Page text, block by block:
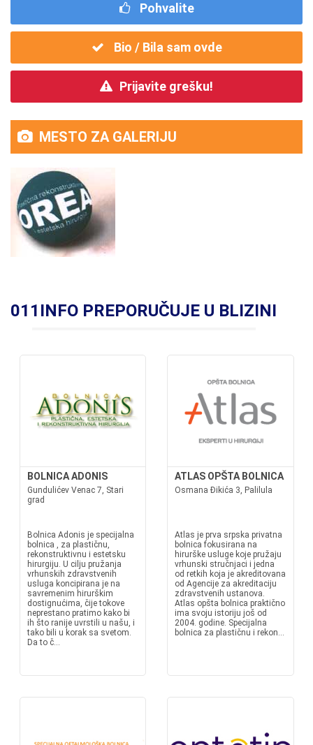
Pohvalite
Bio / Bila sam ovde
Prijavite grešku!
MESTO ZA GALERIJU
011INFO PREPORUČUJE U BLIZINI
BOLNICA ADONIS
Gundulićev Venac 7, Stari
grad
Bolnica Adonis je specijalna
bolnica , za plastičnu,
rekonstruktivnu i estetsku
hirurgiju. U cilju pružanja
vrhunskih zdravstvenih
usluga koncipirana je na
savremenim hirurškim
dostignućima, čije tokove
neprestano pratimo kako bi
ih što ranije uvrstili u našu, i
tako bili u korak sa svetom.
Da to č...
ATLAS OPŠTA BOLNICA
Osmana Đikića 3, Palilula
Atlas je prva srpska privatna
bolnica fokusirana na
hirurške usluge koje pružaju
vrhunski stručnjaci i jedna
od retkih koja je akreditovana
od Agencije za akreditaciju
zdravstvenih ustanova.
Atlas opšta bolnica praktično
ima svoju istoriju još od
2004. godine. Specijalna
bolnica za plastičnu i rekon...